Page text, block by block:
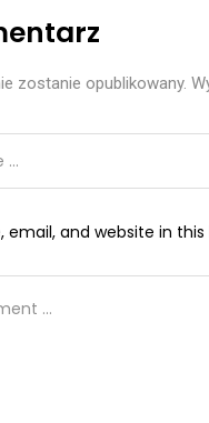
zostanie opublikowany.
email, and website in